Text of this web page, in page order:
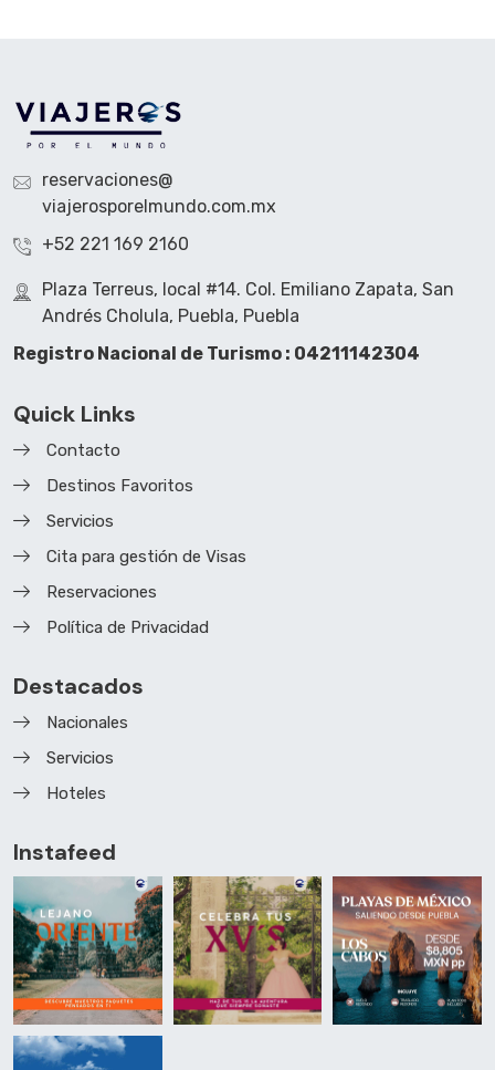
reservaciones@
viajerosporelmundo.com.mx
+52 221 169 2160
Plaza Terreus, local #14. Col. Emiliano Zapata, San
Andrés Cholula, Puebla, Puebla
Registro Nacional de Turismo : 04211142304
Quick Links
Contacto
Destinos Favoritos
Servicios
Cita para gestión de Visas
Reservaciones
Política de Privacidad
Destacados
Nacionales
Servicios
Hoteles
Instafeed